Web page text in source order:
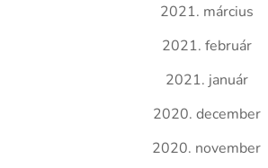
2021. március
2021. február
2021. január
2020. december
2020. november